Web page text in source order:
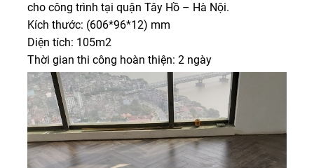
cho công trình tại quận Tây Hồ – Hà Nội.
Kích thước: (606*96*12) mm
Diện tích: 105m2
Thời gian thi công hoàn thiện: 2 ngày